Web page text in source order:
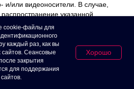
и/или видеоносители. В случае,
указанной
перед Исполнителем
распространения информации
прибыль.
доступа к своему Личному
права по настоящему
без письменного согласия
cookie-файлы для
каждый раз, как вы
Сеансовые
закрытия
для поддержания
Хорошо